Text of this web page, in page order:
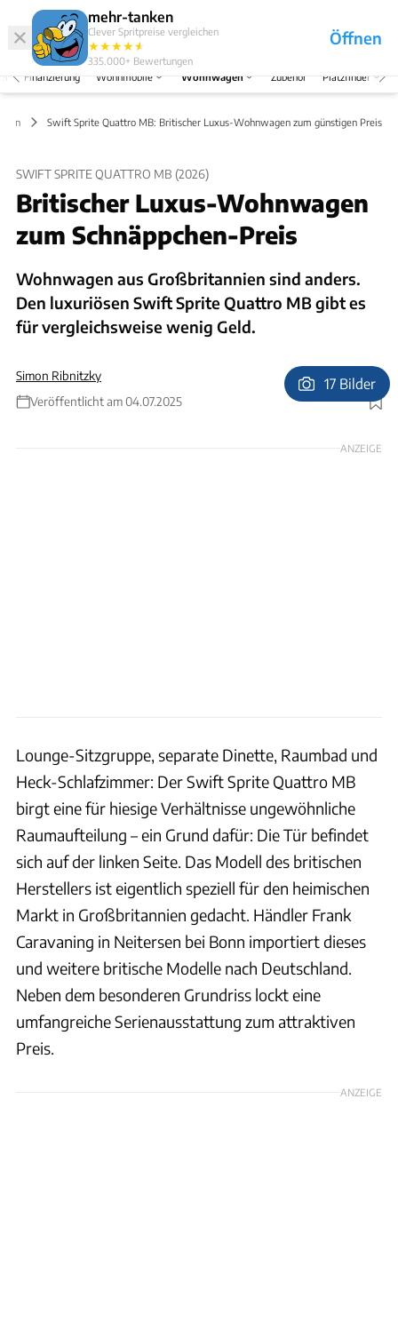
mehr-tanken
Clever Spritpreise vergleichen
★★★★★
★
335.000+ Bewertungen
Öffnen
Abo
Abo
Menü
Finanzierung Wohnmobile Wohnwagen Zubehör Platzfinder
Swift Sprite Quattro MB: Britischer Luxus-Wohnwagen zum günstigen Preis
SWIFT SPRITE QUATTRO MB (2026)
Britischer Luxus-Wohnwagen
zum Schnäppchen-Preis
Wohnwagen aus Großbritannien sind anders.
Den luxuriösen Swift Sprite Quattro MB gibt es
für vergleichsweise wenig Geld.
Simon Ribnitzky
Veröffentlicht am 04.07.2025
Foto: Frank Caravaning
17 Bilder
ANZEIGE
Lounge-Sitzgruppe, separate Dinette, Raumbad und
Heck-Schlafzimmer: Der Swift Sprite Quattro MB
birgt eine für hiesige Verhältnisse ungewöhnliche
Raumaufteilung – ein Grund dafür: Die Tür befindet
sich auf der linken Seite. Das Modell des britischen
Herstellers ist eigentlich speziell für den heimischen
Markt in Großbritannien gedacht. Händler Frank
Caravaning in Neitersen bei Bonn importiert dieses
und weitere britische Modelle nach Deutschland.
Neben dem besonderen Grundriss lockt eine
umfangreiche Serienausstattung zum attraktiven
Preis.
ANZEIGE